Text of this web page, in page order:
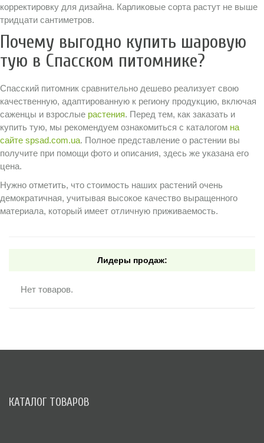
корректировку для дизайна. Карликовые сорта растут не выше
тридцати сантиметров.
Почему выгодно купить шаровую
тую в Спасском питомнике?
Спасский питомник сравнительно дешево реализует свою
качественную, адаптированную к региону продукцию, включая
саженцы и взрослые растения. Перед тем, как заказать и
купить тую, мы рекомендуем ознакомиться с каталогом на
сайте spsad.com.ua. Полное представление о растении вы
получите при помощи фото и описания, здесь же указана его
цена.
Нужно отметить, что стоимость наших растений очень
демократичная, учитывая высокое качество выращенного
материала, который имеет отличную приживаемость.
Лидеры продаж:
Нет товаров.
КАТАЛОГ ТОВАРОВ